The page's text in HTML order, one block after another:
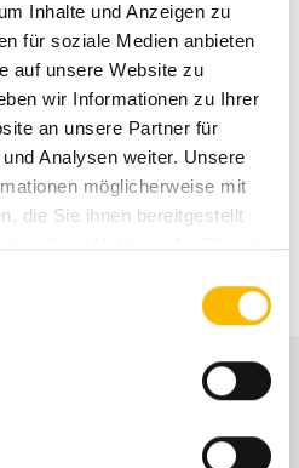
Inhalte und Anzeigen zu
für soziale Medien anbieten
auf unsere Website zu
wir Informationen zu Ihrer
an unsere Partner für
Analysen weiter. Unsere
möglicherweise mit
die Sie ihnen bereitgestellt
Ihrer Nutzung der Dienste
herunterladen
PDF